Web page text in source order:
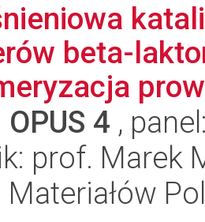
beta-
OPUS 4 ,
prof. Marek